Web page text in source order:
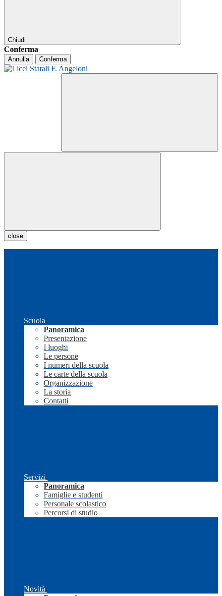
Chiudi
Conferma
Annulla Conferma
close
Scuola
Panoramica
Presentazione
I luoghi
Le persone
I numeri della scuola
Le carte della scuola
Organizzazione
La storia
Contatti
Servizi
Panoramica
Famiglie e studenti
Personale scolastico
Percorsi di studio
Novità